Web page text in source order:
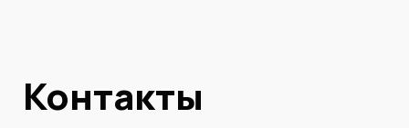
Контакты